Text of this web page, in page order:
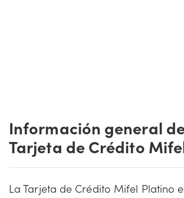
Información general
Tarjeta de Crédito
La Tarjeta de Crédito Mifel Platino